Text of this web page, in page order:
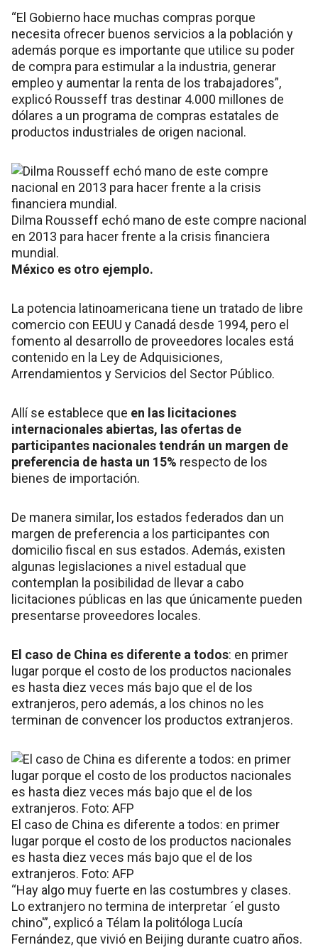
“El Gobierno hace muchas compras porque
necesita ofrecer buenos servicios a la población y
además porque es importante que utilice su poder
de compra para estimular a la industria, generar
empleo y aumentar la renta de los trabajadores”,
explicó Rousseff tras destinar 4.000 millones de
dólares a un programa de compras estatales de
productos industriales de origen nacional.
Dilma Rousseff echó mano de este compre nacional
en 2013 para hacer frente a la crisis financiera
mundial.
México es otro ejemplo.
La potencia latinoamericana tiene un tratado de libre
comercio con EEUU y Canadá desde 1994, pero el
fomento al desarrollo de proveedores locales está
contenido en la Ley de Adquisiciones,
Arrendamientos y Servicios del Sector Público.
Allí se establece que en las licitaciones
internacionales abiertas, las ofertas de
participantes nacionales tendrán un margen de
preferencia de hasta un 15% respecto de los
bienes de importación.
De manera similar, los estados federados dan un
margen de preferencia a los participantes con
domicilio fiscal en sus estados. Además, existen
algunas legislaciones a nivel estadual que
contemplan la posibilidad de llevar a cabo
licitaciones públicas en las que únicamente pueden
presentarse proveedores locales.
El caso de China es diferente a todos: en primer
lugar porque el costo de los productos nacionales
es hasta diez veces más bajo que el de los
extranjeros, pero además, a los chinos no les
terminan de convencer los productos extranjeros.
El caso de China es diferente a todos: en primer
lugar porque el costo de los productos nacionales
es hasta diez veces más bajo que el de los
extranjeros. Foto: AFP
“Hay algo muy fuerte en las costumbres y clases.
Lo extranjero no termina de interpretar ´el gusto
chino'”, explicó a Télam la politóloga Lucía
Fernández, que vivió en Beijing durante cuatro años.